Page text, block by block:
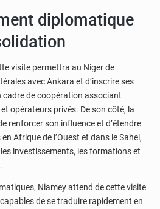
diplomatique
visite permettra au Niger de
avec Ankara et d’inscrire ses
de coopération associant
opérateurs privés. De son côté, la
renforcer son influence et d’étendre
Afrique de l’Ouest et dans le Sahel,
investissements, les formations et
Niamey attend de cette visite
de se traduire rapidement en